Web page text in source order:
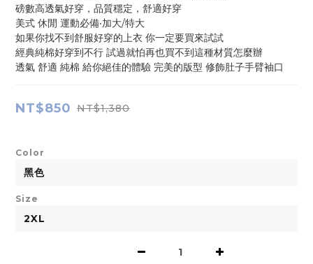
磅數高透氣好穿，品質穩定，舒適好穿
美式 休閒 運動必備‧加大/特大
如果你找不到舒服好穿的上衣 你一定要買來試試
經典純棉好穿到不行 試過就怕再也買不到這種材質怎麼辦
透氣 舒適 純棉 給你絕佳的體驗 完美的版型 修飾肚子手臂袖口
NT$850 NT$1,380
Color
Size